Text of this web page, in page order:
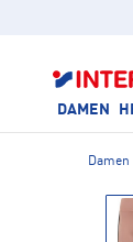
DAMEN
Damen